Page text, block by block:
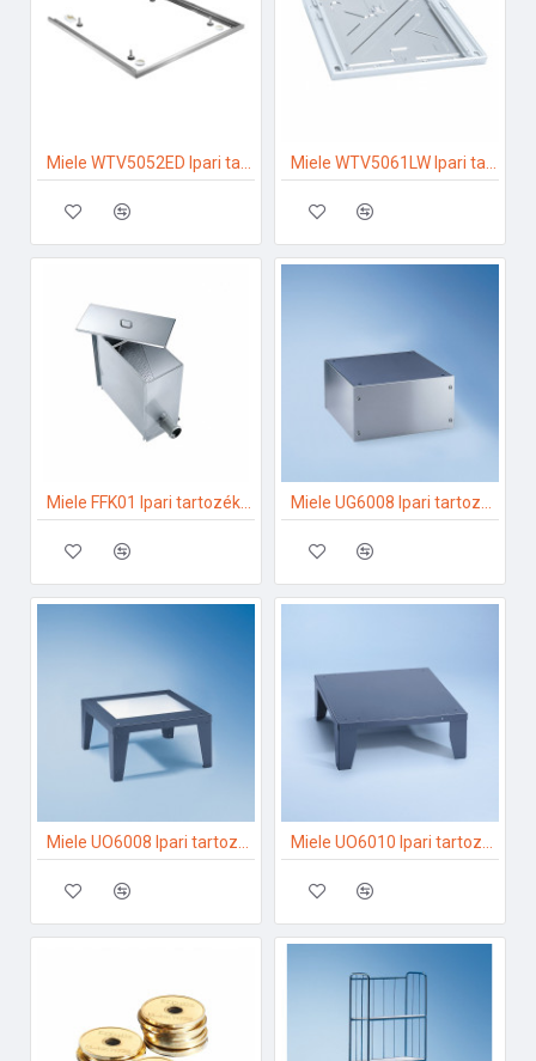
Miele WTV5052ED Ipari tartozékok Miele WTV5061LW Ipari tartozékok
Miele FFK01 Ipari tartozékok Miele UG6008 Ipari tartozékok
Miele UO6008 Ipari tartozékok Miele UO6010 Ipari tartozékok